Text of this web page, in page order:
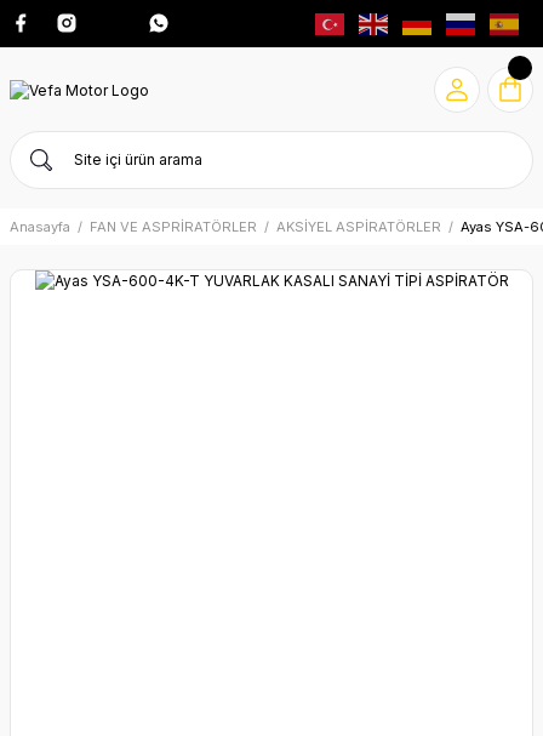
Anasayfa FAN VE ASPRİRATÖRLER AKSİYEL ASPİRATÖRLER Ayas YSA-